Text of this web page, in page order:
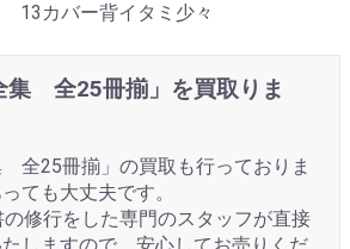
13カバー背イタミ少々
集 全25冊揃」を買取りま
全25冊揃」の買取も行っておりま
ても大丈夫です。
修行をした専門のスタッフが直接